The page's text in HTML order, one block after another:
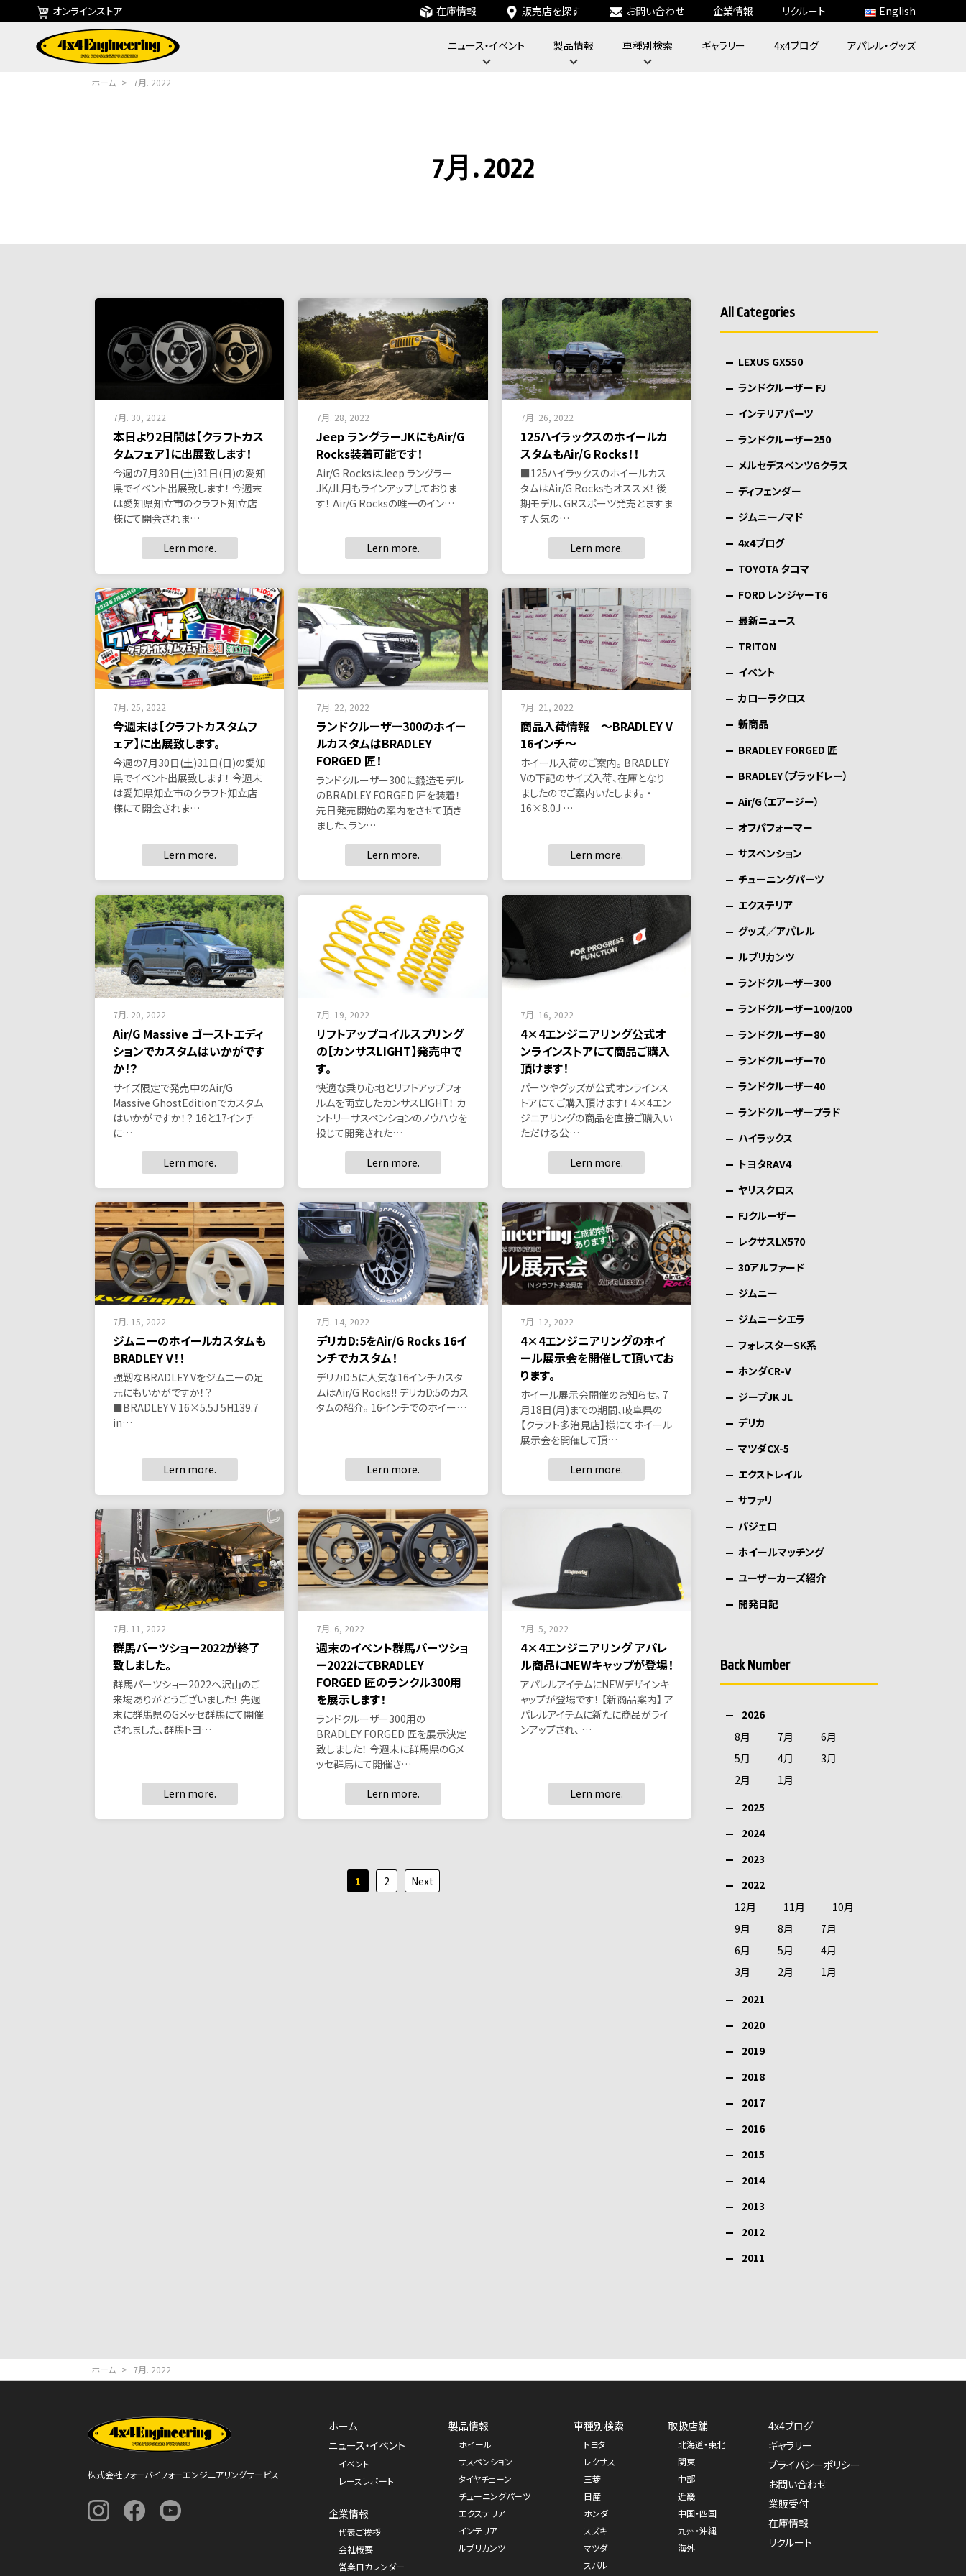
ニュース・イベント 製品情報 車種別検索 ギャラリー 4x4ブログ アパレル・グッズ
オンラインストア 在庫情報 販売店を探す お問い合わせ 企業情報 リクルート English
ホーム > 7月. 2022
7月. 2022
7月. 30, 2022
本日より2日間は【クラフトカス
タムフェア】に出展致します！
今週の7月30日(土)31日(日)の愛知
県でイベント出展致します！ 今週末
は愛知県知立市のクラフト知立店
様にて開会されま…
Lern more.
7月. 28, 2022
Jeep ラングラーJKにもAir/G
Rocks装着可能です！
Air/G RocksはJeep ラングラー
JK/JL用もラインアップしておりま
す！ Air/G Rocksの唯一のイン…
Lern more.
7月. 26, 2022
125ハイラックスのホイールカ
スタムもAir/G Rocks！！
■125ハイラックスのホイールカス
タムはAir/G Rocksもオススメ！ 後
期モデル、GRスポーツ発売とますま
す人気の…
Lern more.
7月. 25, 2022
今週末は【クラフトカスタムフ
ェア】に出展致します。
今週の7月30日(土)31日(日)の愛知
県でイベント出展致します！ 今週末
は愛知県知立市のクラフト知立店
様にて開会されま…
Lern more.
7月. 22, 2022
ランドクルーザー300のホイー
ルカスタムはBRADLEY
FORGED 匠！
ランドクルーザー300に鍛造モデル
のBRADLEY FORGED 匠を装着！
先日発売開始の案内をさせて頂き
ました、ラン…
Lern more.
7月. 21, 2022
商品入荷情報 ～BRADLEY V
16インチ～
ホイール入荷のご案内。 BRADLEY
Vの下記のサイズ入荷、在庫となり
ましたのでご案内いたします。 ・
16×8.0J …
Lern more.
7月. 20, 2022
Air/G Massive ゴーストエディ
ションでカスタムはいかがです
か！？
サイズ限定で発売中のAir/G
Massive GhostEditionでカスタム
はいかがですか！？ 16と17インチ
に…
Lern more.
7月. 19, 2022
リフトアップコイルスプリング
の【カンサスLIGHT】発売中で
す。
快適な乗り心地とリフトアップフォ
ルムを両立したカンサスLIGHT！ カ
ントリーサスペンションのノウハウを
投じて開発された…
Lern more.
7月. 16, 2022
4×4エンジニアリング公式オ
ンラインストアにて商品ご購入
頂けます！
パーツやグッズが公式オンラインス
トアにてご購入頂けます！ 4×4エン
ジニアリングの商品を直接ご購入い
ただける公…
Lern more.
7月. 15, 2022
ジムニーのホイールカスタムも
BRADLEY V！！
強靭なBRADLEY Vをジムニーの足
元にもいかがですか！？
■BRADLEY V 16×5.5J 5H139.7
in…
Lern more.
7月. 14, 2022
デリカD:5をAir/G Rocks 16イ
ンチでカスタム！
デリカD:5に人気な16インチカスタ
ムはAir/G Rocks!! デリカD:5のカス
タムの紹介。 16インチでのホイー…
Lern more.
7月. 12, 2022
4×4エンジニアリングのホイ
ール展示会を開催して頂いてお
ります。
ホイール展示会開催のお知らせ。 7
月18日(月)までの期間、岐阜県の
【クラフト多治見店】様にてホイール
展示会を開催して頂…
Lern more.
7月. 11, 2022
群馬パーツショー2022が終了
致しました。
群馬パーツショー2022へ沢山のご
来場ありがとうございました！ 先週
末に群馬県のGメッセ群馬にて開催
されました、群馬トヨ…
Lern more.
7月. 6, 2022
週末のイベント群馬パーツショ
ー2022にてBRADLEY
FORGED 匠のランクル300用
を展示します！
ランドクルーザー300用の
BRADLEY FORGED 匠を展示決定
致しました！ 今週末に群馬県のGメ
ッセ群馬にて開催さ…
Lern more.
7月. 5, 2022
4×4エンジニアリング アパレ
ル商品にNEWキャップが登場！
アパレルアイテムにNEWデザインキ
ャップが登場です！ 【新商品案内】 ア
パレルアイテムに新たに商品がライ
ンアップされ、 …
Lern more.
1 2 Next
All Categories
LEXUS GX550
ランドクルーザー FJ
インテリアパーツ
ランドクルーザー250
メルセデスベンツGクラス
ディフェンダー
ジムニーノマド
4x4ブログ
TOYOTA タコマ
FORD レンジャーT6
最新ニュース
TRITON
イベント
カローラクロス
新商品
BRADLEY FORGED 匠
BRADLEY（ブラッドレー）
Air/G（エアージー）
オフパフォーマー
サスペンション
チューニングパーツ
エクステリア
グッズ／アパレル
ルブリカンツ
ランドクルーザー300
ランドクルーザー100/200
ランドクルーザー80
ランドクルーザー70
ランドクルーザー40
ランドクルーザープラド
ハイラックス
トヨタRAV4
ヤリスクロス
FJクルーザー
レクサスLX570
30アルファード
ジムニー
ジムニーシエラ
フォレスターSK系
ホンダCR-V
ジープJK JL
デリカ
マツダCX-5
エクストレイル
サファリ
パジェロ
ホイールマッチング
ユーザーカーズ紹介
開発日記
Back Number
2026
8月
7月
6月
5月
4月
3月
2月
1月
2025
2024
2023
2022
12月
11月
10月
9月
8月
7月
6月
5月
4月
3月
2月
1月
2021
2020
2019
2018
2017
2016
2015
2014
2013
2012
2011
ホーム > 7月. 2022
株式会社フォーバイフォーエンジニアリングサービス
ホーム
ニュース・イベント
イベント
レースレポート
企業情報
代表ご挨拶
会社概要
営業日カレンダー
製品情報
ホイール
サスペンション
タイヤチェーン
チューニングパーツ
エクステリア
インテリア
ルブリカンツ
車種別検索
トヨタ
レクサス
三菱
日産
ホンダ
スズキ
マツダ
スバル
取扱店舗
北海道・東北
関東
中部
近畿
中国・四国
九州・沖縄
海外
4x4ブログ
ギャラリー
プライバシーポリシー
お問い合わせ
業販受付
在庫情報
リクルート